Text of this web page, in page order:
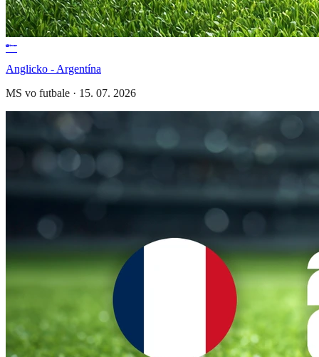
Anglicko - Argentína
MS vo futbale · 15. 07. 2026